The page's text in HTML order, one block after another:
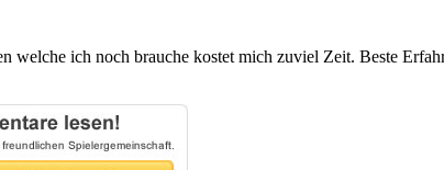
welche ich noch brauche kostet mich zuviel Zeit. Beste